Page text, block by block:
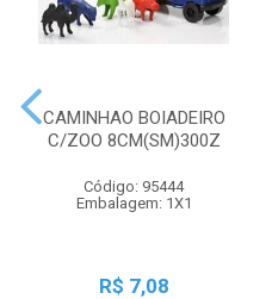
CAMINHAO BOIADEIRO
C/ZOO 8CM(SM)300Z
Código: 95444
Embalagem: 1X1
R$ 7,08